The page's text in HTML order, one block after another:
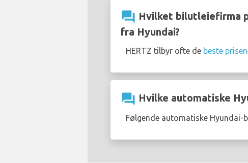
question_answer Hvilket bilutleiefirma
fra Hyundai?
HERTZ tilbyr ofte de beste
question_answer Hvilke automatiske
Følgende automatiske